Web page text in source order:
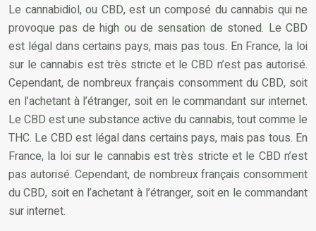
Le cannabidiol, ou CBD, est un composé du cannabis qui ne
provoque pas de high ou de sensation de stoned. Le CBD
est légal dans certains pays, mais pas tous. En France, la loi
sur le cannabis est très stricte et le CBD n’est pas autorisé.
Cependant, de nombreux français consomment du CBD, soit
en l’achetant à l’étranger, soit en le commandant sur internet.
Le CBD est une substance active du cannabis, tout comme le
THC. Le CBD est légal dans certains pays, mais pas tous. En
France, la loi sur le cannabis est très stricte et le CBD n’est
pas autorisé. Cependant, de nombreux français consomment
du CBD, soit en l’achetant à l’étranger, soit en le commandant
sur internet.